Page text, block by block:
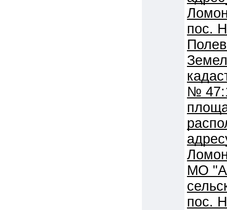
пос.
№
МО
пос.